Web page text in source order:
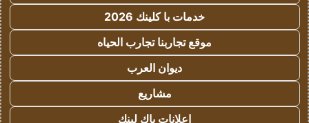
خدمات با كلينك 2026
موقع تجاربنا تجارب الحياه
ديوان العرب
مشاريع
اعلانات باك لينك